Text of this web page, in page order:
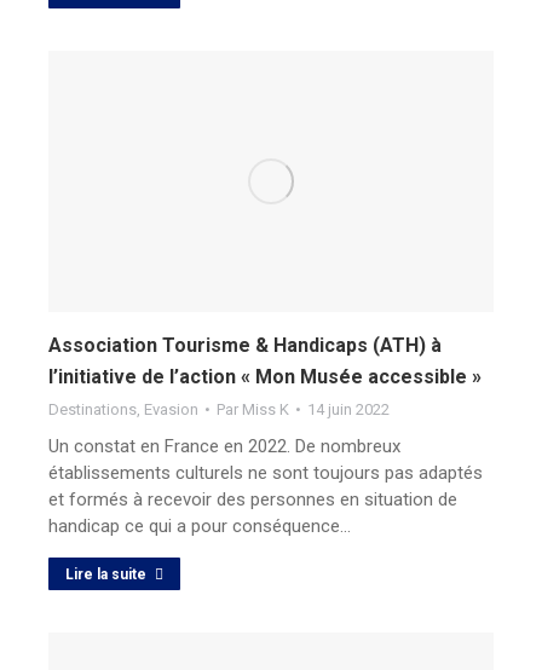
Association Tourisme & Handicaps (ATH) à
l’initiative de l’action « Mon Musée accessible »
Destinations, Evasion Par Miss K 14 juin 2022
Un constat en France en 2022. De nombreux
établissements culturels ne sont toujours pas adaptés
et formés à recevoir des personnes en situation de
handicap ce qui a pour conséquence…
Lire la suite